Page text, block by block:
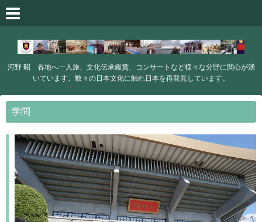
河野 昭 各地へ一人旅、文化伝承鑑賞、コンサートなど様々な分野に関心が湧
いています。数々の日本文化に触れ日本を再発見しています。
学問